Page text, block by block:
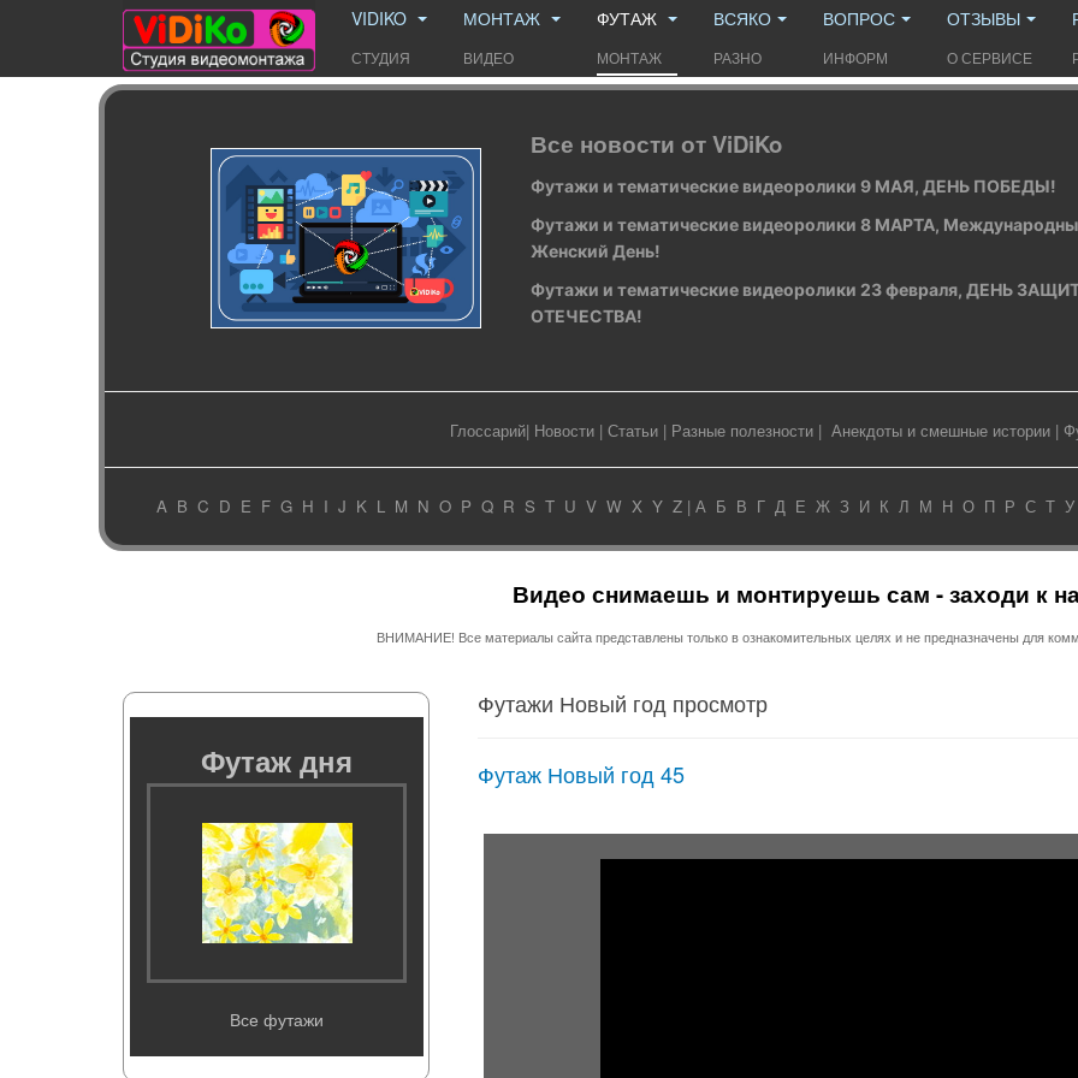
VIDIKO
СТУДИЯ
МОНТАЖ
ВИДЕО
ФУТАЖ
МОНТАЖ
ВСЯКО
РАЗНО
ВОПРОС
ИНФОРМ
ОТЗЫВЫ
О СЕРВИСЕ
Все новости от ViDiKo
Футажи и тематические видеоролики 9 МАЯ, ДЕНЬ ПОБЕДЫ!
Футажи и тематические видеоролики 8 МАРТА,
Женский День!
Футажи и тематические видеоролики 23 февраля, ДЕНЬ
ОТЕЧЕСТВА!
Глоссарий| Новости | Статьи | Разные полезности | Анекдоты и смешные истории |
A B C D E F G H I J K L M N O P Q R S T U V W X Y Z| А Б В Г Д Е Ж З И К Л М Н О П Р С Т У
Видео снимаешь и монтируешь сам - заходи к
ВНИМАНИЕ! Все материалы сайта представлены только в ознакомительных целях и не предназначены для
Футажи Новый год просмотр
Футаж Новый год 45
Футаж дня
Все футажи